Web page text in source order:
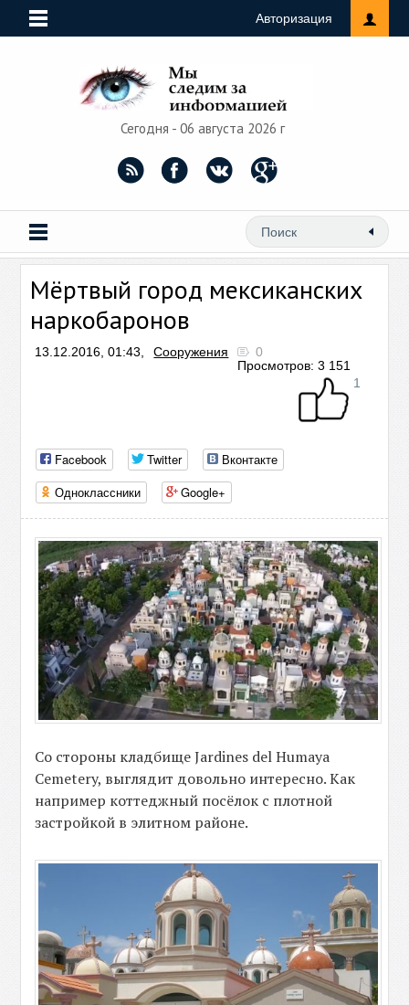
Авторизация
Сегодня - 06 августа 2026 г
Мёртвый город мексиканских
наркобаронов
13.12.2016, 01:43, Сооружения
0
Просмотров: 3 151
1
Facebook Twitter
Вконтакте
Одноклассники
Google+
Со стороны кладбище Jardines del Humaya
Cemetery, выглядит довольно интересно. Как
например коттеджный посёлок с плотной
застройкой в элитном районе.